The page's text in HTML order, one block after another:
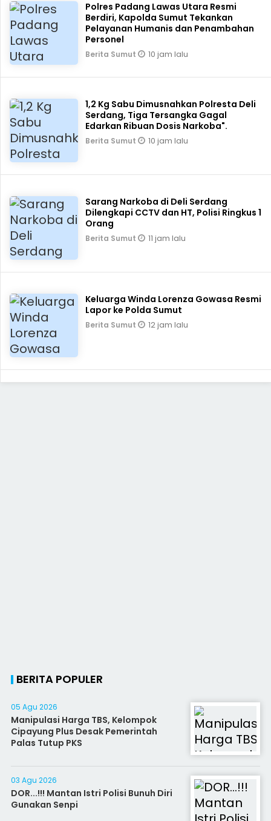
Polres Padang Lawas Utara Resmi
Berdiri, Kapolda Sumut Tekankan
Pelayanan Humanis dan Penambahan
Personel
Berita Sumut 10 jam lalu
1,2 Kg Sabu Dimusnahkan Polresta Deli
Serdang, Tiga Tersangka Gagal
Edarkan Ribuan Dosis Narkoba".
Berita Sumut 10 jam lalu
Sarang Narkoba di Deli Serdang
Dilengkapi CCTV dan HT, Polisi Ringkus 1
Orang
Berita Sumut 11 jam lalu
Keluarga Winda Lorenza Gowasa Resmi
Lapor ke Polda Sumut
Berita Sumut 12 jam lalu
BERITA POPULER
05 Agu 2026
Manipulasi Harga TBS, Kelompok
Cipayung Plus Desak Pemerintah
Palas Tutup PKS
03 Agu 2026
DOR...!!! Mantan Istri Polisi Bunuh Diri
Gunakan Senpi